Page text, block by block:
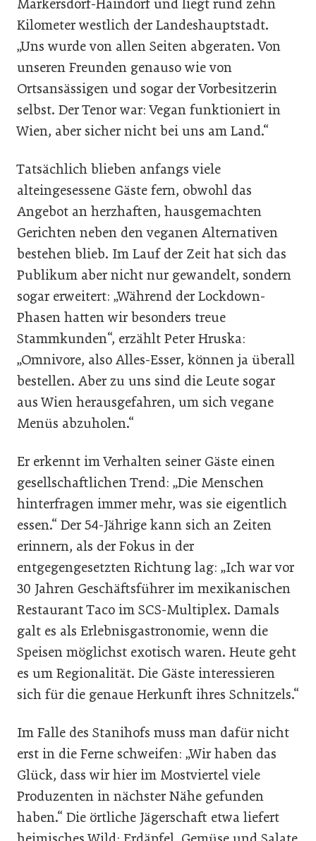
Markersdorf-Haindorf und liegt rund zehn
Kilometer westlich der Landeshauptstadt.
„Uns wurde von allen Seiten abgeraten. Von
unseren Freunden genauso wie von
Ortsansässigen und sogar der Vorbesitzerin
selbst. Der Tenor war: Vegan funktioniert in
Wien, aber sicher nicht bei uns am Land.“
Tatsächlich blieben anfangs viele
alteingesessene Gäste fern, obwohl das
Angebot an herzhaften, hausgemachten
Gerichten neben den veganen Alternativen
bestehen blieb. Im Lauf der Zeit hat sich das
Publikum aber nicht nur gewandelt, sondern
sogar erweitert: „Während der Lockdown-
Phasen hatten wir besonders treue
Stammkunden“, erzählt Peter Hruska:
„Omnivore, also Alles-Esser, können ja überall
bestellen. Aber zu uns sind die Leute sogar
aus Wien herausgefahren, um sich vegane
Menüs abzuholen.“
Er erkennt im Verhalten seiner Gäste einen
gesellschaftlichen Trend: „Die Menschen
hinterfragen immer mehr, was sie eigentlich
essen.“ Der 54-Jährige kann sich an Zeiten
erinnern, als der Fokus in der
entgegengesetzten Richtung lag: „Ich war vor
30 Jahren Geschäftsführer im mexikanischen
Restaurant Taco im SCS-Multi­plex. Damals
galt es als Erlebnisgastronomie, wenn die
Speisen möglichst exotisch waren. Heute geht
es um Regionalität. Die Gäste interessieren
sich für die genaue Herkunft ihres Schnitzels.“
Im Falle des Stanihofs muss man dafür nicht
erst in die Ferne schweifen: „Wir haben das
Glück, dass wir hier im Mostviertel viele
Produzenten in nächster Nähe gefunden
haben.“ Die örtliche Jägerschaft etwa liefert